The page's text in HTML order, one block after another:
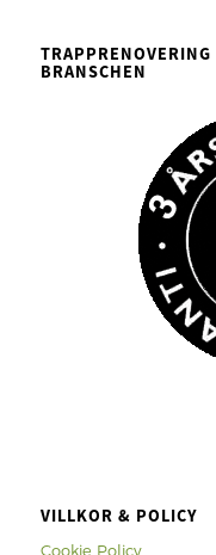
BRANSCHEN
VILLKOR & POLICY